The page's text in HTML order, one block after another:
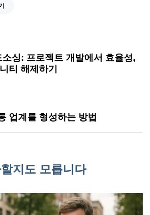
싱: 프로젝트 개발에서 효율성,
티 해제하기
업계를 형성하는 방법
지도 모릅니다